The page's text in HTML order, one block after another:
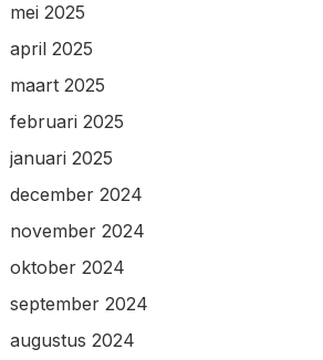
mei 2025
april 2025
maart 2025
februari 2025
januari 2025
december 2024
november 2024
oktober 2024
september 2024
augustus 2024